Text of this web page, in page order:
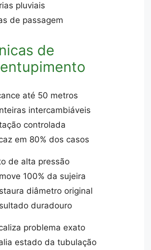
pluviais
de passagem
de
até 50 metros
intercambiáveis
controlada
em 80% dos casos
de alta pressão
100% da sujeira
diâmetro original
duradouro
problema exato
estado da tubulação